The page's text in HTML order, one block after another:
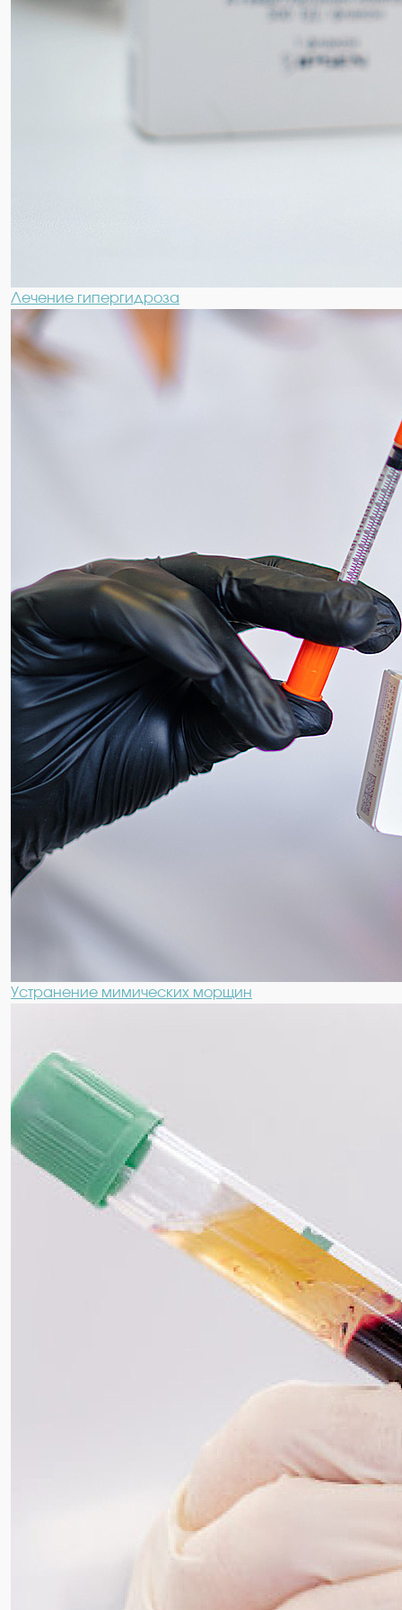
Лечение гипергидроза
Устранение мимических морщин